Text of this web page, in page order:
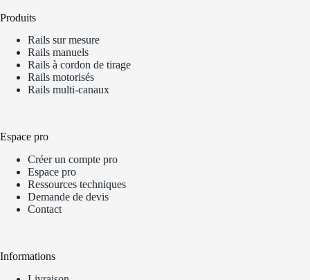
Produits
Rails sur mesure
Rails manuels
Rails à cordon de tirage
Rails motorisés
Rails multi-canaux
Espace pro
Créer un compte pro
Espace pro
Ressources techniques
Demande de devis
Contact
Informations